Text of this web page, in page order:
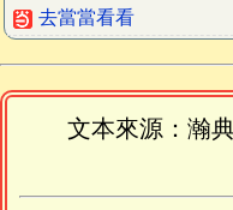
去當當看看
文本來源：瀚典